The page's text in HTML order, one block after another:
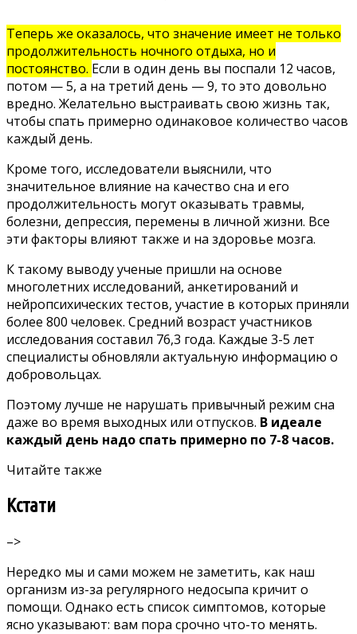
Теперь же оказалось, что значение имеет не только
продолжительность ночного отдыха, но и
постоянство. Если в один день вы поспали 12 часов,
потом — 5, а на третий день — 9, то это довольно
вредно. Желательно выстраивать свою жизнь так,
чтобы спать примерно одинаковое количество часов
каждый день.
Кроме того, исследователи выяснили, что
значительное влияние на качество сна и его
продолжительность могут оказывать травмы,
болезни, депрессия, перемены в личной жизни. Все
эти факторы влияют также и на здоровье мозга.
К такому выводу ученые пришли на основе
многолетних исследований, анкетирований и
нейропсихических тестов, участие в которых приняли
более 800 человек. Средний возраст участников
исследования составил 76,3 года. Каждые 3-5 лет
специалисты обновляли актуальную информацию о
добровольцах.
Поэтому лучше не нарушать привычный режим сна
даже во время выходных или отпусков. В идеале
каждый день надо спать примерно по 7-8 часов.
Читайте также
Кстати
–>
Нередко мы и сами можем не заметить, как наш
организм из-за регулярного недосыпа кричит о
помощи. Однако есть список симптомов, которые
ясно указывают: вам пора срочно что-то менять.